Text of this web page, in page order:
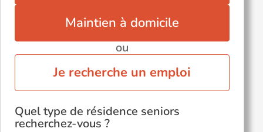
Maintien à domicile
ou
Je recherche un emploi
Quel type de résidence seniors
recherchez-vous ?